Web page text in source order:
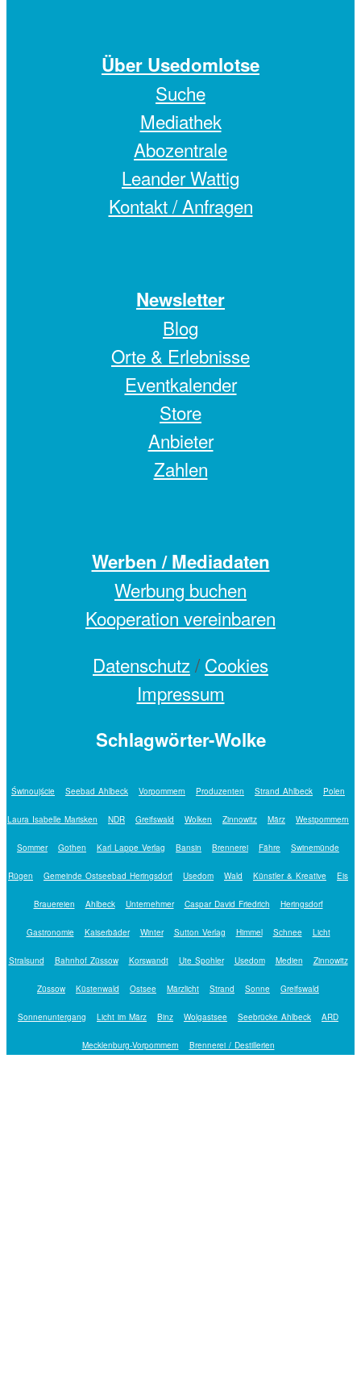
Über Usedomlotse
Suche
Mediathek
Abozentrale
Leander Wattig
Kontakt / Anfragen
Newsletter
Blog
Orte & Erlebnisse
Eventkalender
Store
Anbieter
Zahlen
Werben / Mediadaten
Werbung buchen
Kooperation vereinbaren
Datenschutz/ Cookies
Impressum
Schlagwörter-Wolke
Świnoujście Seebad Ahlbeck Vorpommern Produzenten Strand Ahlbeck Polen
Laura Isabelle Marisken NDR Greifswald Wolken Zinnowitz März Westpommern
Sommer Gothen Karl Lappe Verlag Bansin Brennerei Fähre Swinemünde
Rügen Gemeinde Ostseebad Heringsdorf Usedom Wald Künstler & Kreative Eis
Brauereien Ahlbeck Unternehmer Caspar David Friedrich Heringsdorf
Gastronomie Kaiserbäder Winter Sutton Verlag Himmel Schnee Licht
Stralsund Bahnhof Züssow Korswandt Ute Spohler Usedom Medien Zinnowitz
Züssow Küstenwald Ostsee Märzlicht Strand Sonne Greifswald
Sonnenuntergang Licht im März Binz Wolgastsee Seebrücke Ahlbeck ARD
Mecklenburg-Vorpommern Brennerei / Destillerien